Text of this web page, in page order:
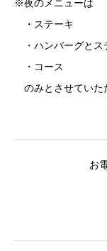
※夜のメニューは
・ステーキ
・ハンバーグとス
・コース
のみとさせていた
お